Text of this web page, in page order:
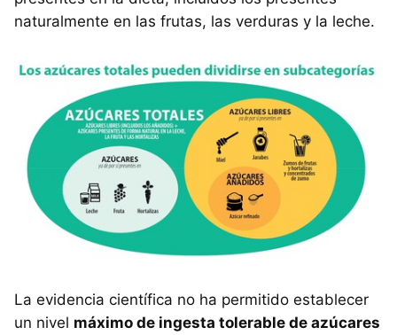
naturalmente en las frutas, las verduras y la leche.
La evidencia científica no ha permitido establecer
un nivel máximo de ingesta tolerable de azúcares